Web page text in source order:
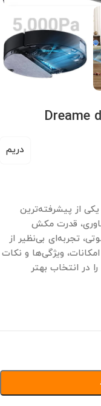
دریم
یکی از پیشرفته‌ترین
قدرت مکش
تجربه‌ای بی‌نظیر از
ویژگی‌ها و نکات
در انتخاب بهتر